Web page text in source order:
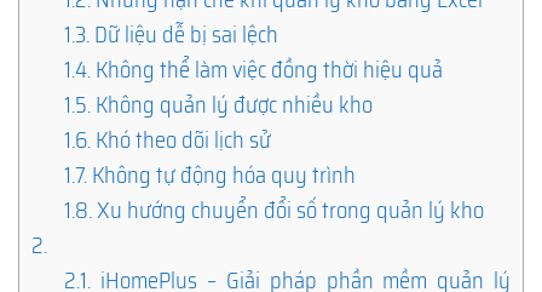
1.3.Dữ liệu dễ bị sai lệch
1.4.Không thể làm việc đồng thời hiệu quả
1.5.Không quản lý được nhiều kho
1.6.Khó theo dõi lịch sử
1.7.Không tự động hóa quy trình
1.8.Xu hướng chuyển đổi số trong quản lý kho
2.
2.1. iHomePlus – Giải pháp phần mềm quản lý